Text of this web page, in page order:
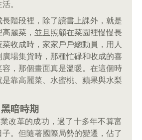
。
階段裡，除了讀書上課外，就是
麗菜，並且照顧在菜園裡慢慢長
收成時，家家戶戶總動員，用人
廣場集貨時，那種忙碌和收成的喜
，那個畫面真是溫暖。在這個時
靠高麗菜、水蜜桃、蘋果與水梨
暗時期
改革的成功，過了十多年不算富
。但隨著國際局勢的變遷，佔了